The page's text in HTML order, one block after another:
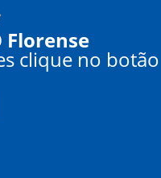
Florense
clique no botão